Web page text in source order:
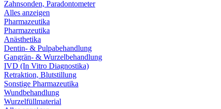
Zahnsonden, Paradontometer
Alles anzeigen
Pharmazeutika
Pharmazeutika
Anästhetika
Dentin- & Pulpabehandlung
Gangrän- & Wurzelbehandlung
IVD (In Vitro Diagnostika)
Retraktion, Blutstillung
Sonstige Pharmazeutika
Wundbehandlung
Wurzelfüllmaterial